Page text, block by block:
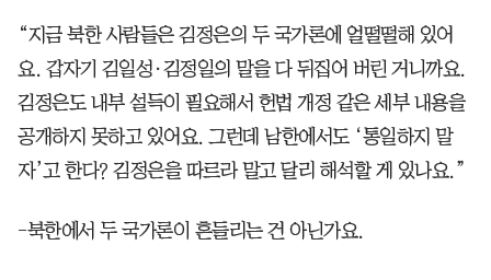
“지금 북한 사람들은 김정은의 두 국가론에 얼떨떨해 있어
요. 갑자기 김일성·김정일의 말을 다 뒤집어 버린 거니까요.
김정은도 내부 설득이 필요해서 헌법 개정 같은 세부 내용을
공개하지 못하고 있어요. 그런데 남한에서도 ‘통일하지 말
자’고 한다? 김정은을 따르라 말고 달리 해석할 게 있나요.”
-북한에서 두 국가론이 흔들리는 건 아닌가요.